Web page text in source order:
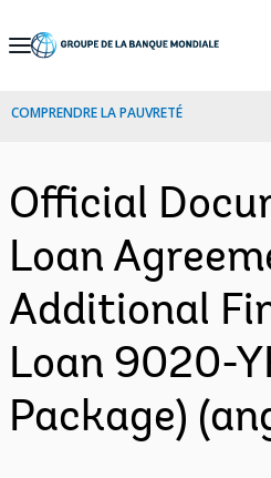
Skip
Navigation
COMPRENDRE LA PAUVRETÉ
Official
Loan
Additional
Loan 9020-
Package)